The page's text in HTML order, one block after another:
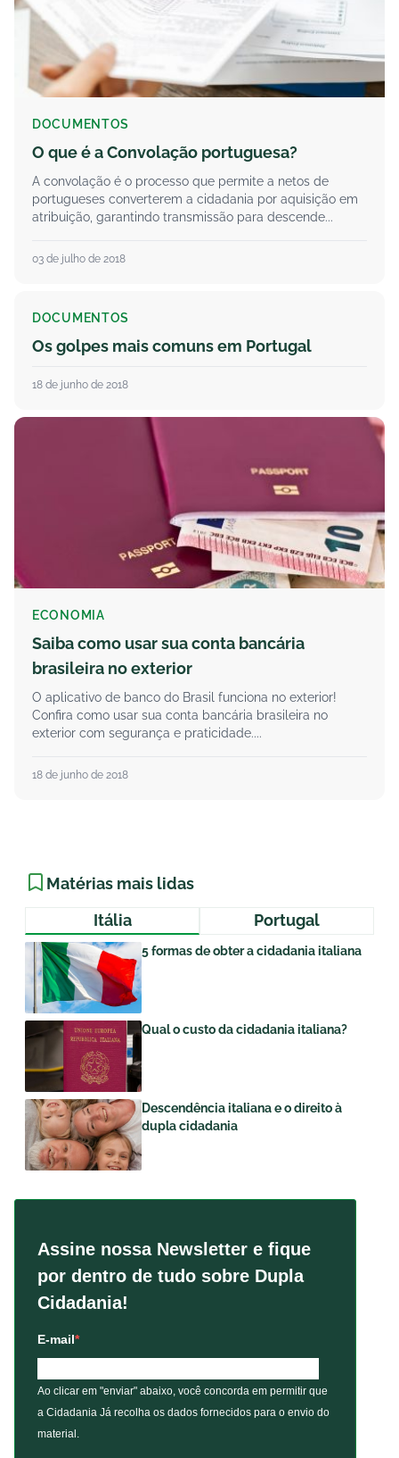
DOCUMENTOS
O que é a Convolação portuguesa?
A convolação é o processo que permite a netos de
portugueses converterem a cidadania por aquisição em
atribuição, garantindo transmissão para descende...
03 de julho de 2018
DOCUMENTOS
Os golpes mais comuns em Portugal
18 de junho de 2018
ECONOMIA
Saiba como usar sua conta bancária
brasileira no exterior
O aplicativo de banco do Brasil funciona no exterior!
Confira como usar sua conta bancária brasileira no
exterior com segurança e praticidade....
18 de junho de 2018
Matérias mais lidas
Itália
Portugal
5 formas de obter a cidadania italiana
Qual o custo da cidadania italiana?
Descendência italiana e o direito à
dupla cidadania
Assine nossa Newsletter e fique
por dentro de tudo sobre Dupla
Cidadania!
E-mail
Ao clicar em "enviar" abaixo, você concorda em permitir que
a Cidadania Já recolha os dados fornecidos para o envio do
material.